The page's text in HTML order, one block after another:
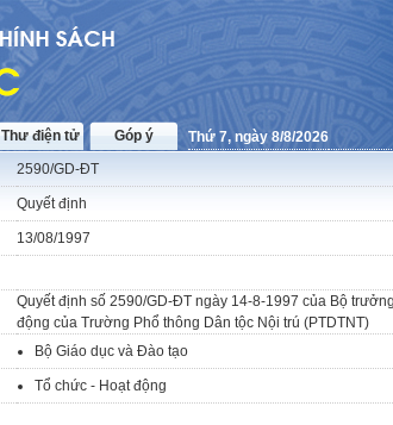
Thư điện tử Góp ý Thứ 7, ngày 8/8/2026
2590/GD-ĐT
Quyết định
13/08/1997
Quyết định số 2590/GD-ĐT ngày 14-8-1997 của Bộ
động của Trường Phổ thông Dân tộc Nội trú (PTDTNT)
Bộ Giáo dục và Đào tạo
Tổ chức - Hoạt động